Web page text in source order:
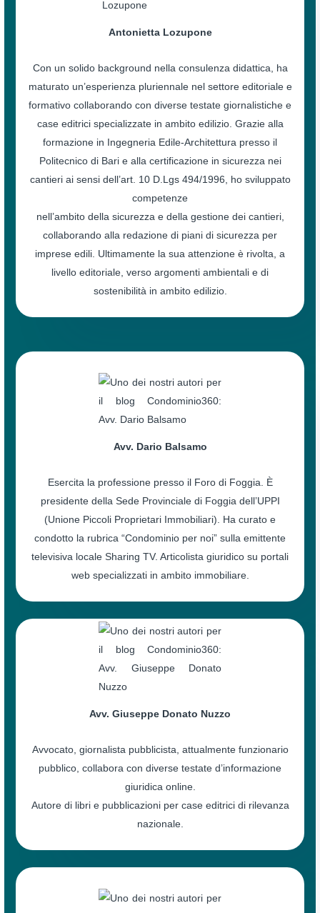
Antonietta Lozupone
Con un solido background nella consulenza didattica, ha
maturato un’esperienza pluriennale nel settore editoriale e
formativo collaborando con diverse testate giornalistiche e
case editrici specializzate in ambito edilizio. Grazie alla
formazione in Ingegneria Edile-Architettura presso il
Politecnico di Bari e alla certificazione in sicurezza nei
cantieri ai sensi dell’art. 10 D.Lgs 494/1996, ho sviluppato
competenze
nell’ambito della sicurezza e della gestione dei cantieri,
collaborando alla redazione di piani di sicurezza per
imprese edili. Ultimamente la sua attenzione è rivolta, a
livello editoriale, verso argomenti ambientali e di
sostenibilità in ambito edilizio.
Avv. Dario Balsamo
Esercita la professione presso il Foro di Foggia. È
presidente della Sede Provinciale di Foggia dell’UPPI
(Unione Piccoli Proprietari Immobiliari). Ha curato e
condotto la rubrica “Condominio per noi” sulla emittente
televisiva locale Sharing TV. Articolista giuridico su portali
web specializzati in ambito immobiliare.
Avv. Giuseppe Donato Nuzzo
Avvocato, giornalista pubblicista, attualmente funzionario
pubblico, collabora con diverse testate d’informazione
giuridica online.
Autore di libri e pubblicazioni per case editrici di rilevanza
nazionale.